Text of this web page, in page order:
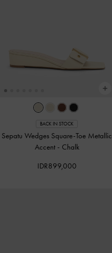
BACK IN STOCK
Sepatu Wedges Square-Toe Metallic
Accent - Chalk
IDR899,000